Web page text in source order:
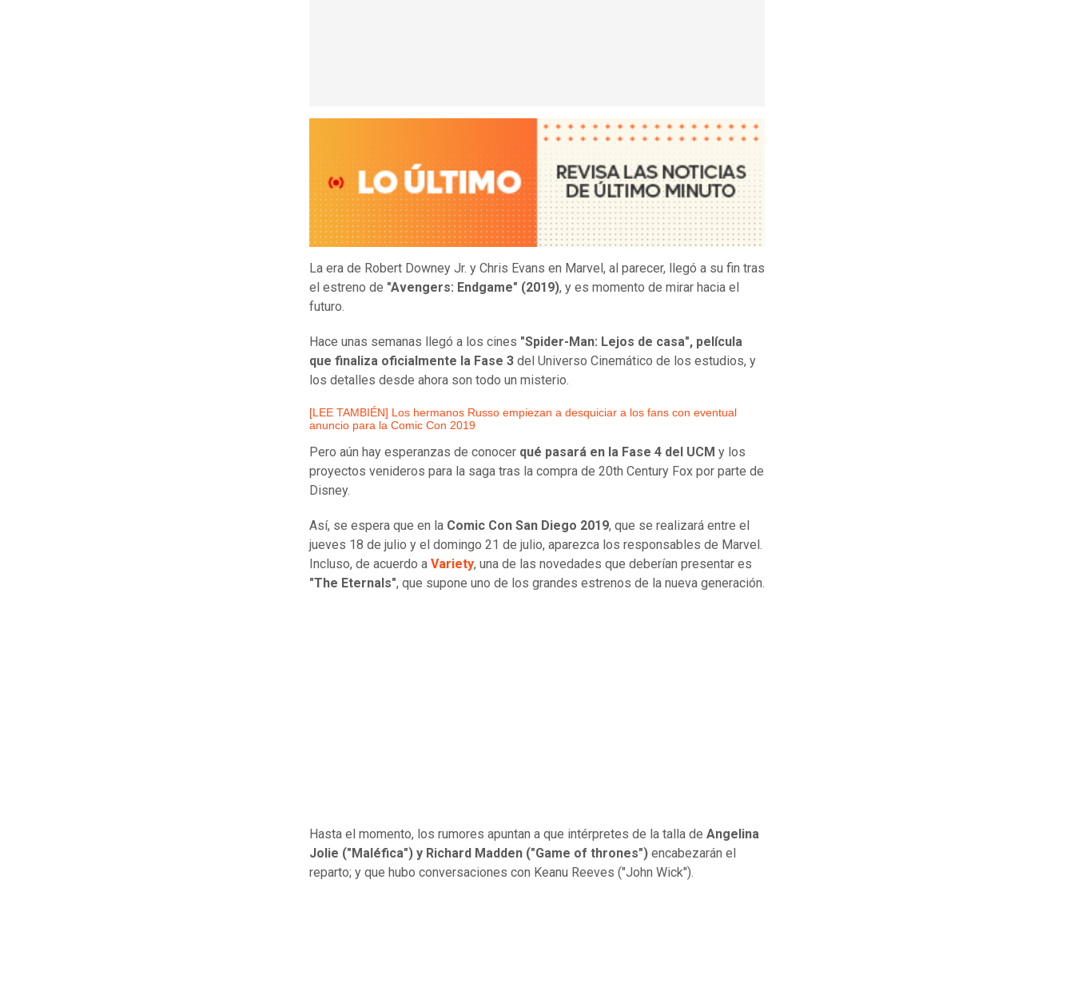
La era de Robert Downey Jr. y Chris Evans en Marvel, al parecer, llegó a su fin tras
el estreno de "Avengers: Endgame" (2019), y es momento de mirar hacia el
futuro.
Hace unas semanas llegó a los cines "Spider-Man: Lejos de casa", película
que finaliza oficialmente la Fase 3 del Universo Cinemático de los estudios, y
los detalles desde ahora son todo un misterio.
[LEE TAMBIÉN] Los hermanos Russo empiezan a desquiciar a los fans con eventual
anuncio para la Comic Con 2019
Pero aún hay esperanzas de conocer qué pasará en la Fase 4 del UCM y los
proyectos venideros para la saga tras la compra de 20th Century Fox por parte de
Disney.
Así, se espera que en la Comic Con San Diego 2019, que se realizará entre el
jueves 18 de julio y el domingo 21 de julio, aparezca los responsables de Marvel.
Incluso, de acuerdo a Variety, una de las novedades que deberían presentar es
"The Eternals", que supone uno de los grandes estrenos de la nueva generación.
Hasta el momento, los rumores apuntan a que intérpretes de la talla de Angelina
Jolie ("Maléfica") y Richard Madden ("Game of thrones") encabezarán el
reparto; y que hubo conversaciones con Keanu Reeves ("John Wick").